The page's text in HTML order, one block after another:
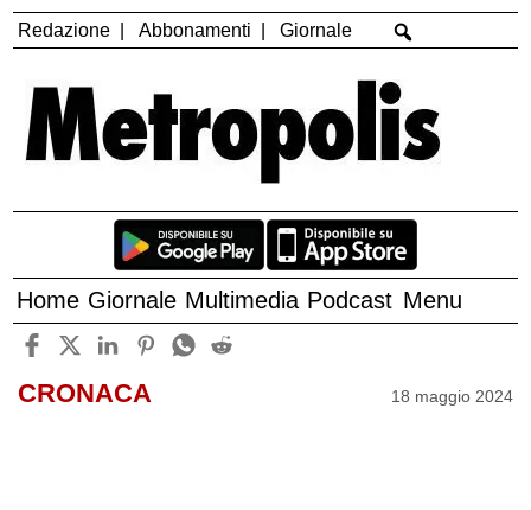
Redazione Abbonamenti Giornale
Home Giornale Multimedia Podcast Menu
CRONACA 18 maggio 2024